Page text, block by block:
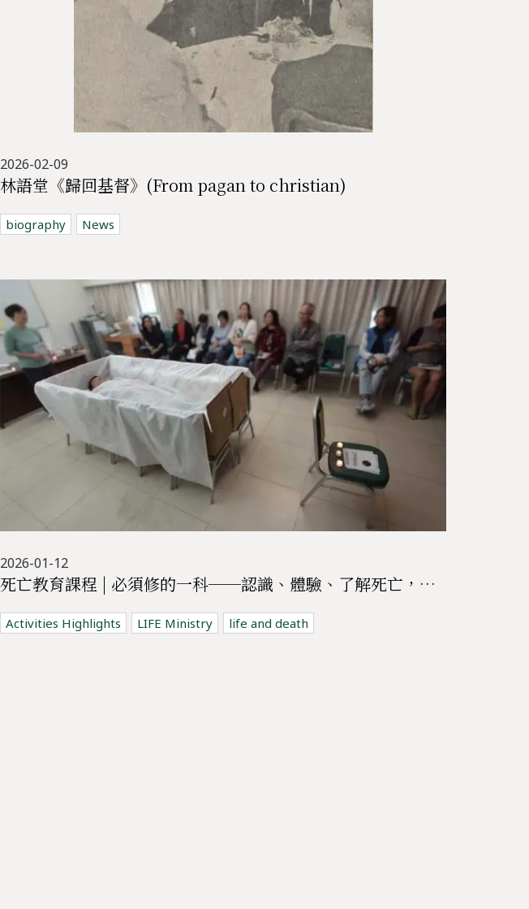
2026-02-09
林語堂《歸回基督》(From pagan to christian)
biography News
2026-01-12
死亡教育課程 | 必須修的一科──認識、體驗、了解死亡，與哀傷同行課程
Activities Highlights LIFE Ministry life and death